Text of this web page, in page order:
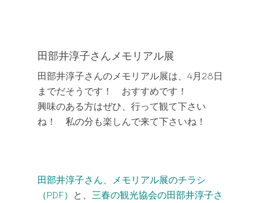
田部井淳子さんメモリアル展
田部井淳子さんのメモリアル展は、4月28日
までだそうです！ おすすめです！
興味のある方はぜひ、行って観て下さい
ね！ 私の分も楽しんで来て下さいね！
田部井淳子さん、メモリアル展のチラシ
（PDF） と、 三春の観光協会の田部井淳子さ